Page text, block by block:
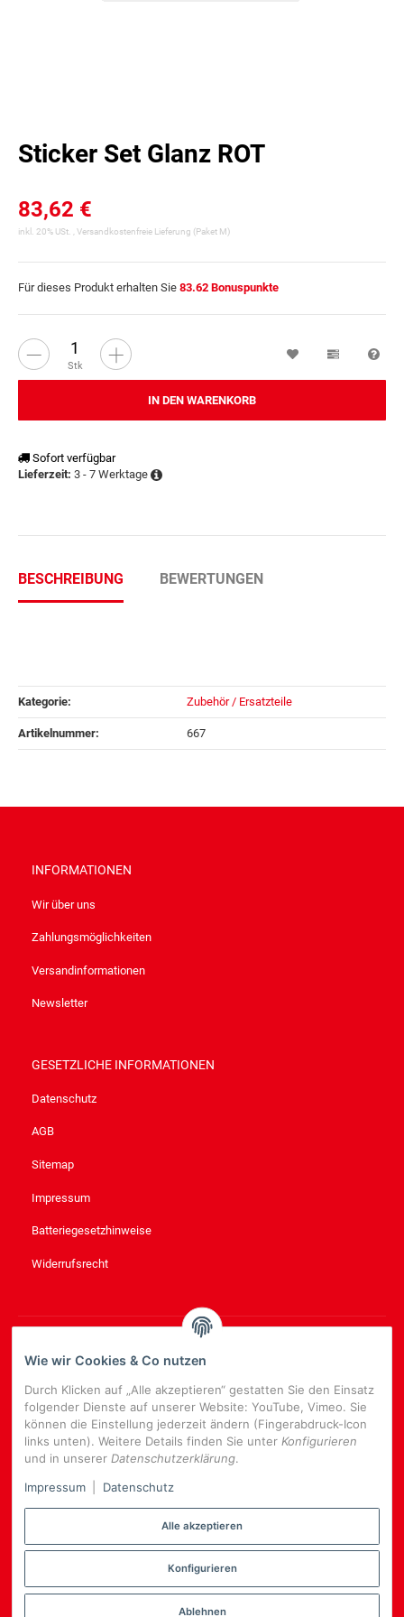
Sticker Set Glanz ROT
83,62 €
inkl. 20% USt. , Versandkostenfreie Lieferung (Paket M)
Für dieses Produkt erhalten Sie 83.62 Bonuspunkte
Stk
IN DEN WARENKORB
Sofort verfügbar
Lieferzeit: 3 - 7 Werktage
Wunschzettel
BESCHREIBUNG BEWERTUNGEN
Kategorie: Zubehör / Ersatzteile
Artikelnummer: 667
INFORMATIONEN
Wir über uns
Zahlungsmöglichkeiten
Versandinformationen
Newsletter
GESETZLICHE INFORMATIONEN
Datenschutz
AGB
Sitemap
Impressum
Batteriegesetzhinweise
Widerrufsrecht
NEWSLETTER ABONNIEREN
Bitte senden Sie mir entsprechend Ihrer
Datenschutzerklärung
regelmäßig und jederzeit widerruflich Informationen zu Ihrem
Produktsortiment per E-Mail zu.
E-
Mail-
Adresse
NEWSLETTER
Datenschutz-Einstellungen
Wie wir Cookies & Co nutzen
Durch Klicken auf „Alle akzeptieren“ gestatten Sie den Einsatz
folgender Dienste auf unserer Website: YouTube, Vimeo. Sie
können die Einstellung jederzeit ändern (Fingerabdruck-Icon
links unten). Weitere Details finden Sie unter Konfigurieren
und in unserer Datenschutzerklärung.
Impressum
Datenschutz
Alle akzeptieren
Konfigurieren
Ablehnen